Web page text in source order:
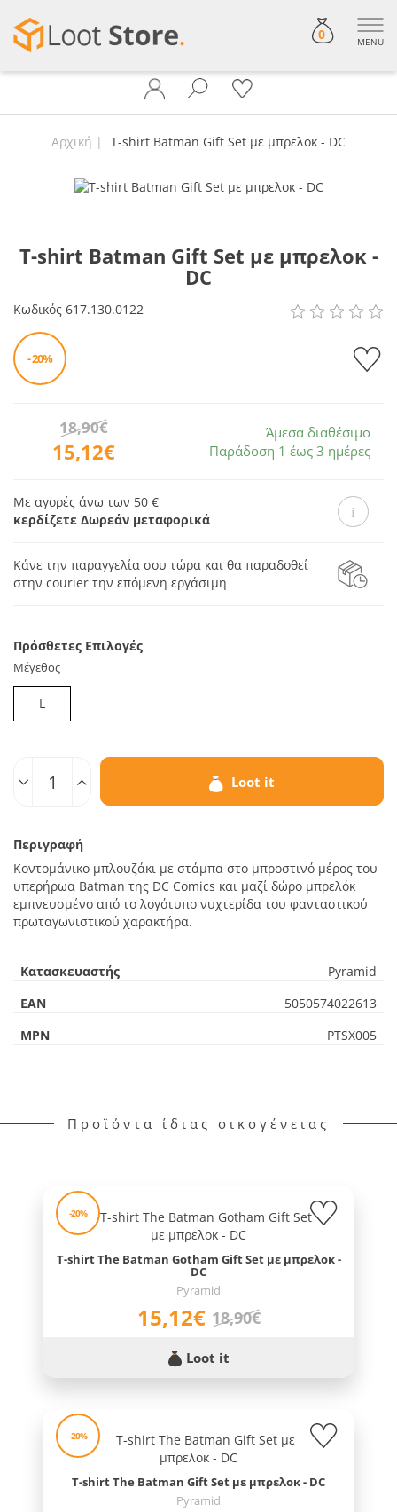
0 MENU
Αρχική T-shirt Batman Gift Set με μπρελοκ - DC
T-shirt Batman Gift Set με μπρελοκ -
DC
Κωδικός 617.130.0122
- 20%
15,12€
18,90€
Άμεσα διαθέσιμο
Παράδοση 1 έως 3 ημέρες
Με αγορές άνω των 50 €
κερδίζετε Δωρεάν μεταφορικά
Κάνε την παραγγελία σου τώρα και θα παραδοθεί
στην courier την επόμενη εργάσιμη
Πρόσθετες Επιλογές
Μέγεθος
L
Loot it
Περιγραφή
Κοντομάνικο μπλουζάκι με στάμπα στο μπροστινό μέρος του
υπερήρωα Batman της DC Comics και μαζί δώρο μπρελόκ
εμπνευσμένο από το λογότυπο νυχτερίδα του φανταστικού
πρωταγωνιστικού χαρακτήρα.
Κατασκευαστής
Pyramid
EAN
5050574022613
MPN
PTSX005
Προϊόντα ίδιας οικογένειας
-20%
T-shirt The Batman Gotham Gift Set με μπρελοκ -
DC
Pyramid
15,12€ 18,90€
Loot it
-20%
T-shirt The Batman Gift Set με μπρελοκ - DC
Pyramid